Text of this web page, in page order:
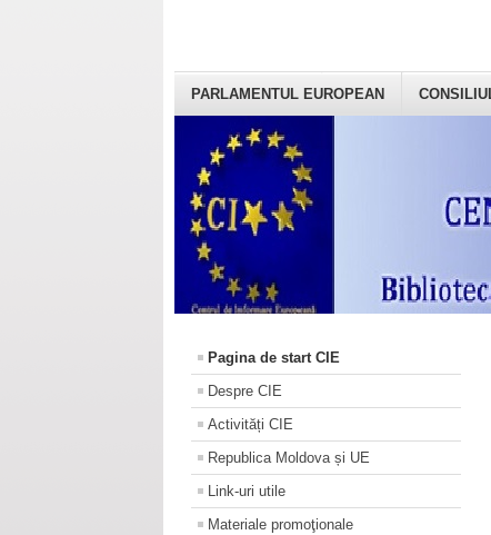
PARLAMENTUL EUROPEAN
Pagina de start CIE
Despre CIE
Activități CIE
Republica Moldova și UE
Link-uri utile
Materiale promoţionale